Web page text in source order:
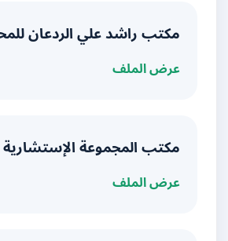
مكتب راشد علي الردعان للمحاماة
عرض الملف
مكتب المجموعة الإستشارية
عرض الملف